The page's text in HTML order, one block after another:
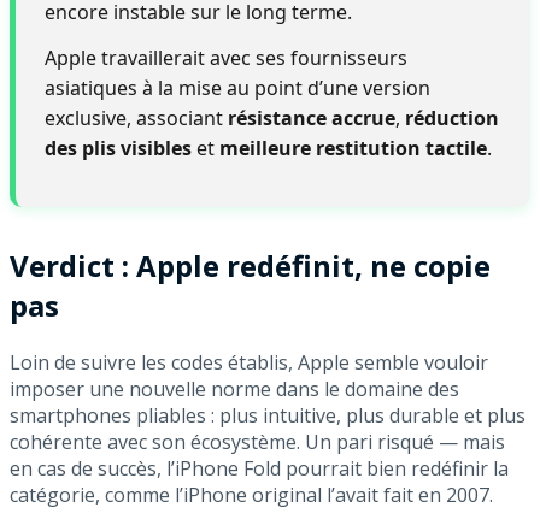
encore instable sur le long terme.
Apple travaillerait avec ses fournisseurs
asiatiques à la mise au point d’une version
exclusive, associant résistance accrue, réduction
des plis visibles et meilleure restitution tactile.
Verdict : Apple redéfinit, ne copie
pas
Loin de suivre les codes établis, Apple semble vouloir
imposer une nouvelle norme dans le domaine des
smartphones pliables : plus intuitive, plus durable et plus
cohérente avec son écosystème. Un pari risqué — mais
en cas de succès, l’iPhone Fold pourrait bien redéfinir la
catégorie, comme l’iPhone original l’avait fait en 2007.